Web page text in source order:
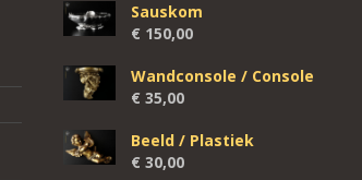
Sauskom
€ 150,00
Wandconsole / Console
€ 35,00
Beeld / Plastiek
€ 30,00